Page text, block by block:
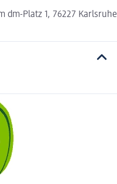
dm-Platz 1, 76227 Karlsruhe